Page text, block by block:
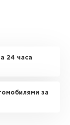
24 часа
за